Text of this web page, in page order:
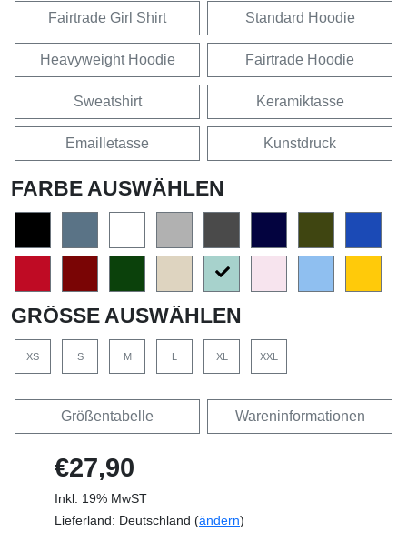
Fairtrade Girl Shirt Standard Hoodie
Heavyweight Hoodie Fairtrade Hoodie
Sweatshirt Keramiktasse
Emailletasse Kunstdruck
FARBE AUSWÄHLEN
GRÖSSE AUSWÄHLEN
XS S M L XL XXL
Größentabelle Wareninformationen
€27,90
Inkl. 19% MwST
Lieferland: Deutschland (ändern)